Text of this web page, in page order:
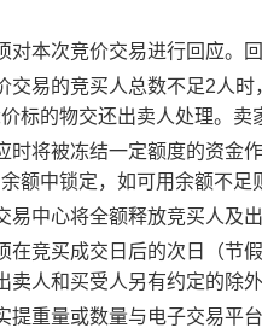
对本次竞价交易进行回应。
交易的竞买人总数不足2人
标的物交还出卖人处理。
时将被冻结一定额度的资金
额中锁定，如可用余额不足
易中心将全额释放竞买人及
在竞买成交日后的次日（节
卖人和买受人另有约定的除
提重量或数量与电子交易平